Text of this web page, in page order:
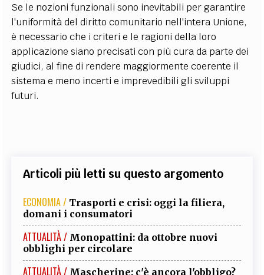
Se le nozioni funzionali sono inevitabili per garantire
l'uniformità del diritto comunitario nell'intera Unione,
è necessario che i criteri e le ragioni della loro
applicazione siano precisati con più cura da parte dei
giudici, al fine di rendere maggiormente coerente il
sistema e meno incerti e imprevedibili gli sviluppi
futuri.
Articoli più letti su questo argomento
ECONOMIA / Trasporti e crisi: oggi la filiera,
domani i consumatori
ATTUALITÀ / Monopattini: da ottobre nuovi
obblighi per circolare
ATTUALITÀ / Mascherine: c'è ancora l'obbligo?